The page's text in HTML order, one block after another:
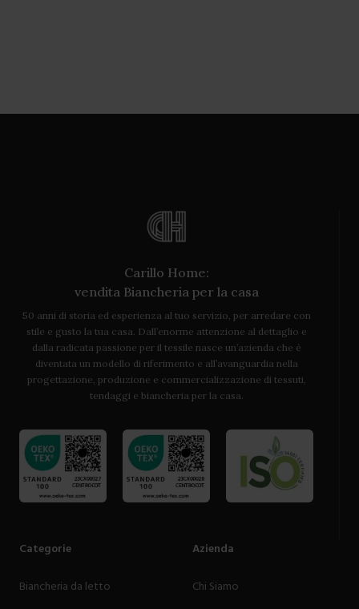
Carillo Home:
vendita Biancheria per la casa
50 anni di storia ed esperienza al tuo servizio, per arredare con
stile e gusto la tua casa. Dall’enorme attenzione al dettaglio e
dalla radicata passione per il tessile nasce un’azienda che è
diventata un modello di riferimento e all’avanguardia nella
progettazione, produzione e commercializzazione di tessuti,
tendaggi e biancheria per la casa.
Categorie
Biancheria da letto
Azienda
Chi Siamo